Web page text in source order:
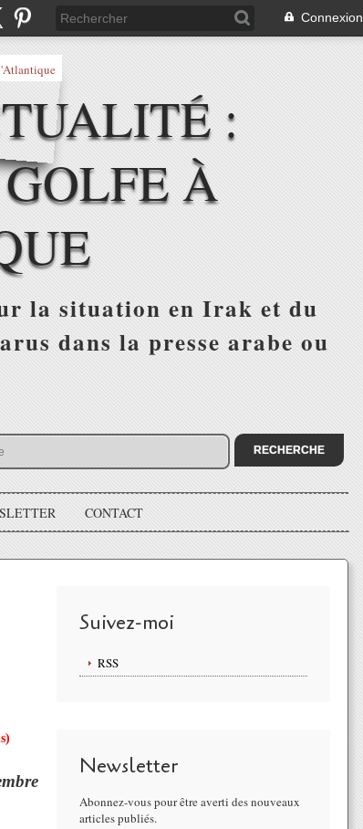
Connexion
:
À
la situation en Irak et du
dans la presse arabe ou
CONTACT
Suivez-moi
RSS
Newsletter
Abonnez-vous pour être averti des nouveaux
articles publiés.